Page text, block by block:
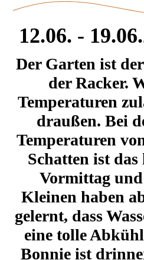
12.06. -
Der Garten ist
der Racker.
Temperaturen
draußen. Bei
Temperaturen
Schatten ist
Vormittag
Kleinen haben
gelernt, dass
eine tolle
Bonnie ist